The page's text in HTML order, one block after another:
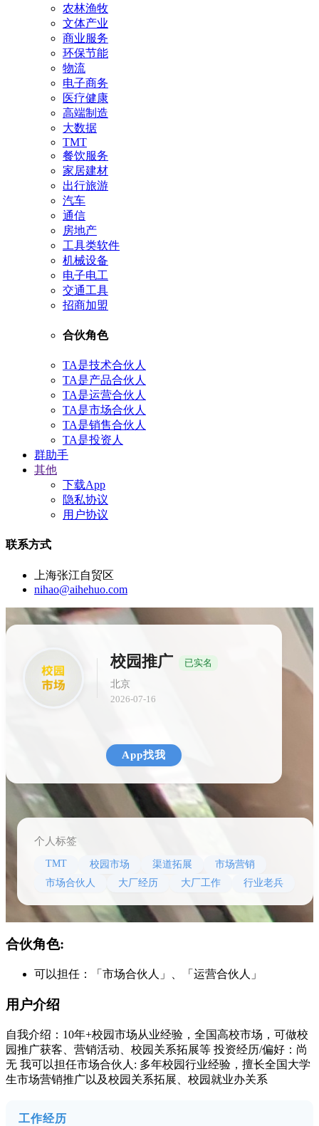
农林渔牧
文体产业
商业服务
环保节能
物流
电子商务
医疗健康
高端制造
大数据
TMT
餐饮服务
家居建材
出行旅游
汽车
通信
房地产
工具类软件
机械设备
电子电工
交通工具
招商加盟
合伙角色
TA是技术合伙人
TA是产品合伙人
TA是运营合伙人
TA是市场合伙人
TA是销售合伙人
TA是投资人
群助手
其他
下载App
隐私协议
用户协议
联系方式
上海张江自贸区
nihao@aihehuo.com
校园推广 已实名
北京
2026-07-16
App找我
个人标签
TMT 校园市场 渠道拓展
市场营销
市场合伙人
大厂经历 大厂工作 行业老兵
合伙角色:
可以担任：「市场合伙人」、「运营合伙人」
用户介绍
自我介绍：10年+校园市场从业经验，全国高校市场，可做校
园推广获客、营销活动、校园关系拓展等 投资经历/偏好：尚
无 我可以担任市场合伙人: 多年校园行业经验，擅长全国大学
生市场营销推广以及校园关系拓展、校园就业办关系
工作经历